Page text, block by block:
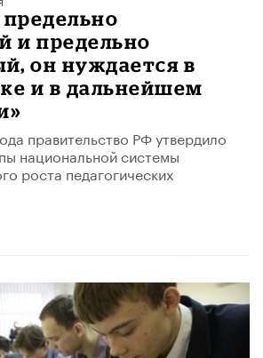
и предельно
он нуждается в
и в дальнейшем
правительство РФ утвердило
национальной системы
роста педагогических